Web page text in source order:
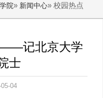
院» 新闻中心» 校园热点
——记北京大学
士
04